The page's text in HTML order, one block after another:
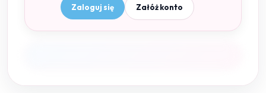
Zaloguj się Załóż konto